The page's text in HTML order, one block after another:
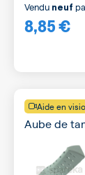
8,85 €
Vendu neuf
Aide en
Aube de